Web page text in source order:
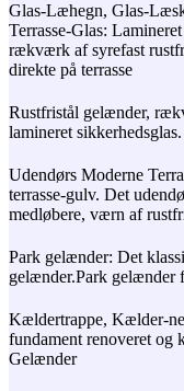
Glas-Læhegn, Glas-
Terrasse-Glas:
rækværk af syrefast
direkte på terrasse
Rustfristål gelænder,
lamineret sikkerhedsglas.
Udendørs Moderne
terrasse-gulv. Det
medløbere, værn af
Park gelænder: Det
gelænder.Park gelænder
Kældertrappe, Kælder-
fundament renoveret
Gelænder